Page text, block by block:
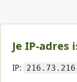
Je IP-adres
IP: